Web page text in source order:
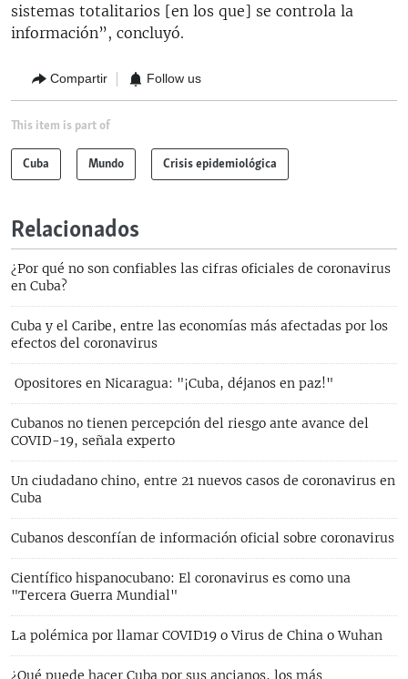
sistemas totalitarios [en los que] se controla la
información”, concluyó.
Compartir Follow us
This item is part of
Cuba Mundo Crisis epidemiológica
Relacionados
¿Por qué no son confiables las cifras oficiales de coronavirus
en Cuba?
Cuba y el Caribe, entre las economías más afectadas por los
efectos del coronavirus
Opositores en Nicaragua: "¡Cuba, déjanos en paz!"
Cubanos no tienen percepción del riesgo ante avance del
COVID-19, señala experto
Un ciudadano chino, entre 21 nuevos casos de coronavirus en
Cuba
Cubanos desconfían de información oficial sobre coronavirus
Científico hispanocubano: El coronavirus es como una
"Tercera Guerra Mundial"
La polémica por llamar COVID19 o Virus de China o Wuhan
¿Qué puede hacer Cuba por sus ancianos, los más